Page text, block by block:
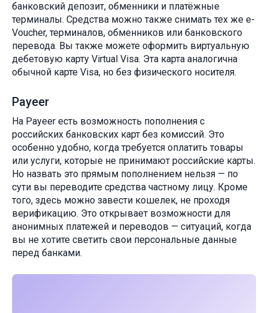
банковский депозит, обменники и платёжные
терминалы. Средства можно также снимать тех же e-
Voucher, терминалов, обменников или банковского
перевода. Вы также можете оформить виртуальную
дебетовую карту Virtual Visa. Эта карта аналогична
обычной карте Visa, но без физического носителя.
Payeer
На Payeer есть возможность пополнения с
российских банковских карт без комиссий. Это
особенно удобно, когда требуется оплатить товары
или услуги, которые не принимают российские карты.
Но назвать это прямым пополнением нельзя — по
сути вы переводите средства частному лицу. Кроме
того, здесь можно завести кошелек, не проходя
верификацию. Это открывает возможности для
анонимных платежей и переводов — ситуаций, когда
вы не хотите светить свои персональные данные
перед банками.